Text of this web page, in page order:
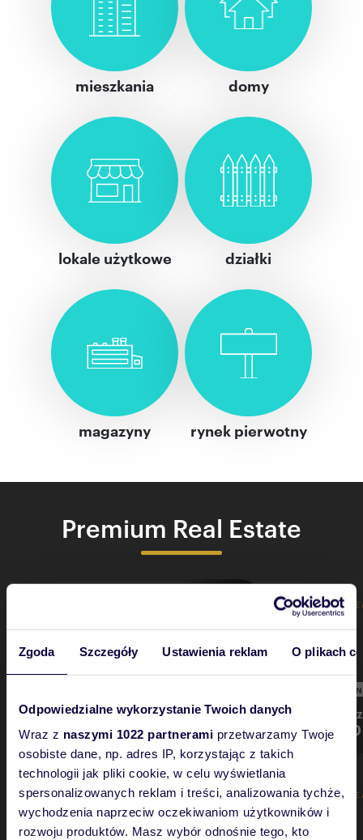
Zgoda Szczegóły Ustawienia reklam O plikach
Odpowiedzialne wykorzystanie Twoich danych
Wraz z naszymi 1022 partnerami przetwarzamy Twoje
osobiste dane, np. adres IP, korzystając z takich
technologii jak pliki cookie, w celu wyświetlania
spersonalizowanych reklam i treści, analizowania tychże,
wychodzenia naprzeciw oczekiwaniom użytkowników i
rozwoju produktów. Masz wybór odnośnie tego, kto
mieszkania domy
lokale użytkowe działki
magazyny rynek pierwotny
Premium Real Estate
Dom na sprzedaż 300m2
4 500 000 zł
PREMIUM REAL ESTATE
PREMIUM
COSTA
Dom na
5 377 500
PREMIUM